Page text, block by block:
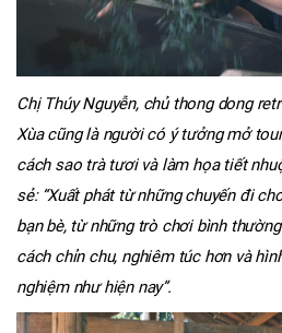
Chị Thúy Nguyễn, chủ thong dong
Xùa cũng là người có ý tưởng mở
cách sao trà tươi và làm họa tiết
sẻ: “Xuất phát từ những chuyến đi
bạn bè, từ những trò chơi bình
cách chỉn chu, nghiêm túc hơn và
nghiệm như hiện nay”.